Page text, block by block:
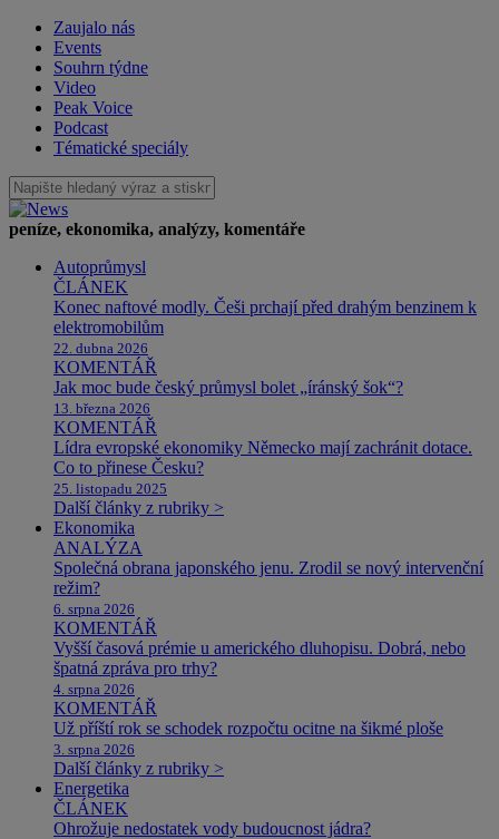
Zaujalo nás
Events
Souhrn týdne
Video
Peak Voice
Podcast
Tématické speciály
peníze, ekonomika, analýzy, komentáře
Autoprůmysl
ČLÁNEK
Konec naftové modly. Češi prchají před drahým benzinem k
elektromobilům
22. dubna 2026
KOMENTÁŘ
Jak moc bude český průmysl bolet „íránský šok“?
13. března 2026
KOMENTÁŘ
Lídra evropské ekonomiky Německo mají zachránit dotace.
Co to přinese Česku?
25. listopadu 2025
Další články z rubriky >
Ekonomika
ANALÝZA
Společná obrana japonského jenu. Zrodil se nový intervenční
režim?
6. srpna 2026
KOMENTÁŘ
Vyšší časová prémie u amerického dluhopisu. Dobrá, nebo
špatná zpráva pro trhy?
4. srpna 2026
KOMENTÁŘ
Už příští rok se schodek rozpočtu ocitne na šikmé ploše
3. srpna 2026
Další články z rubriky >
Energetika
ČLÁNEK
Ohrožuje nedostatek vody budoucnost jádra?